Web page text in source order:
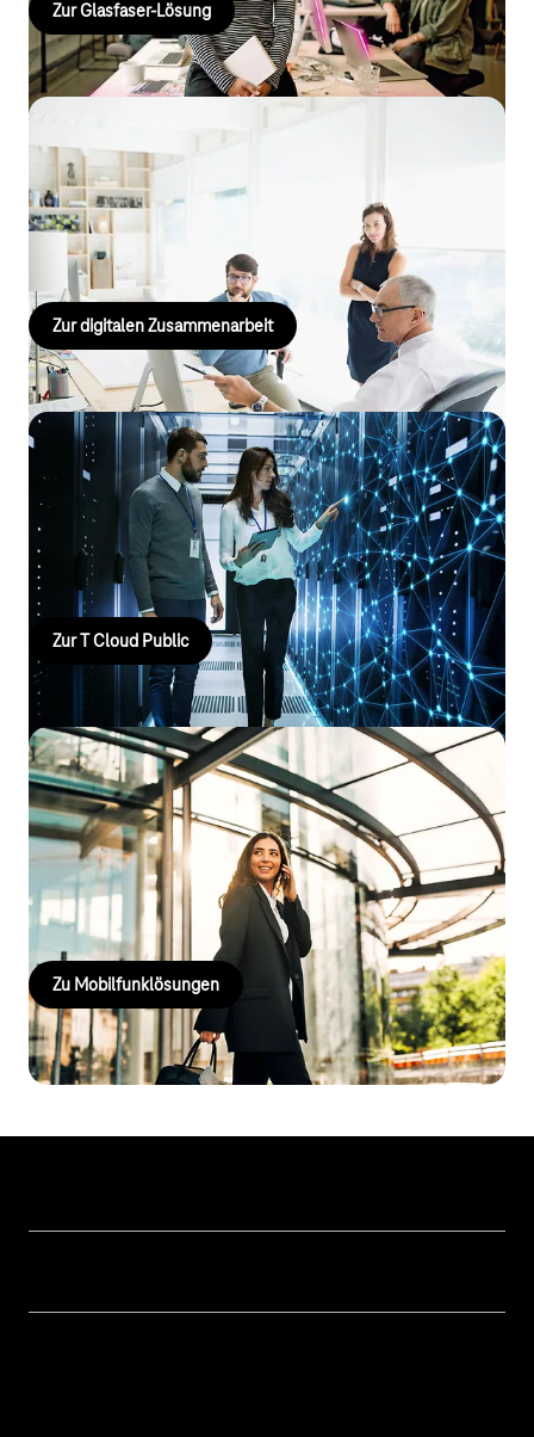
Zur Glasfaser‑Lösung
Einfach & nahtlos zusammenarbeiten
Digitale Arbeitsplätze und virtuelle Büros ermöglichen flexible,
ortsunabhängige Zusammenarbeit – im Homeoffice, mobil oder
im dezentralen Team
Zur digitalen Zusammenarbeit
T Cloud Public
Die souveräne Cloud für moderne Verwaltung: sicher,
DSGVO‑konform und skalierbar – ideal für digitales urbanes
Leben, Bildung und vernetzte Behörden.
Zur T Cloud Public
Mobilfunk und Mobile Tarife
Mobile Lösungen für den öffentlichen Sektor: Entdecken Sie
passgenaue Tarife, sichere Kommunikation und flexible
Angebote für Mitarbeitende – effizient, zuverlässig und
zukunftssicher.
Zu Mobilfunklösungen